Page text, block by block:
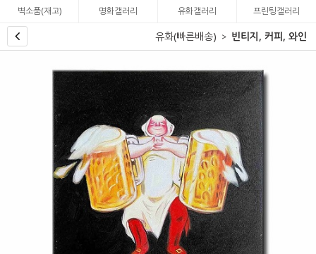
벽소품(재고)
명화갤러리 유화갤러리 프린팅갤러리
유화(빠른배송) 빈티지, 커피, 와인